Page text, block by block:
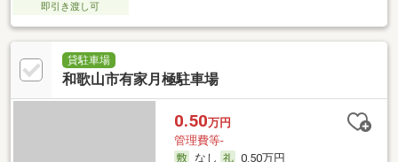
即引き渡し可
貸駐車場
和歌山市有家月極駐車場
0.50万円
管理費等-
なし
0.50万円